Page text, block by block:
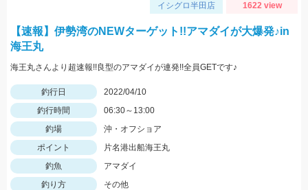
イシグロ半田店 1622 view
【速報】伊勢湾のNEWターゲット!!アマダイが大爆発♪in
海王丸
海王丸さんより超速報!!良型のアマダイが連発!!全員GETです♪
釣行日
2022/04/10
釣行時間
06:30～13:00
釣場
沖・オフショア
ポイント
片名港出船海王丸
釣魚
アマダイ
釣り方
その他